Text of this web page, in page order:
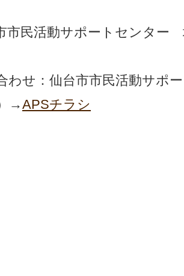
市民活動サポートセンタ
わせ：仙台市市民活動サポ
→APSチラシ